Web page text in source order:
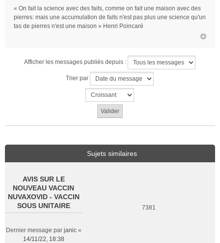
« On fait la science avec des faits, comme on fait une maison avec des
pierres: mais une accumulation de faits n'est pas plus une science qu'un
tas de pierres n'est une maison » Henri Poincaré
Afficher les messages publiés depuis :
Trier par
Sujets similaires
AVIS SUR LE
NOUVEAU VACCIN
NUVAXOVID - VACCIN
SOUS UNITAIRE
Dernier message par janic«
14/11/22, 18:38
7381